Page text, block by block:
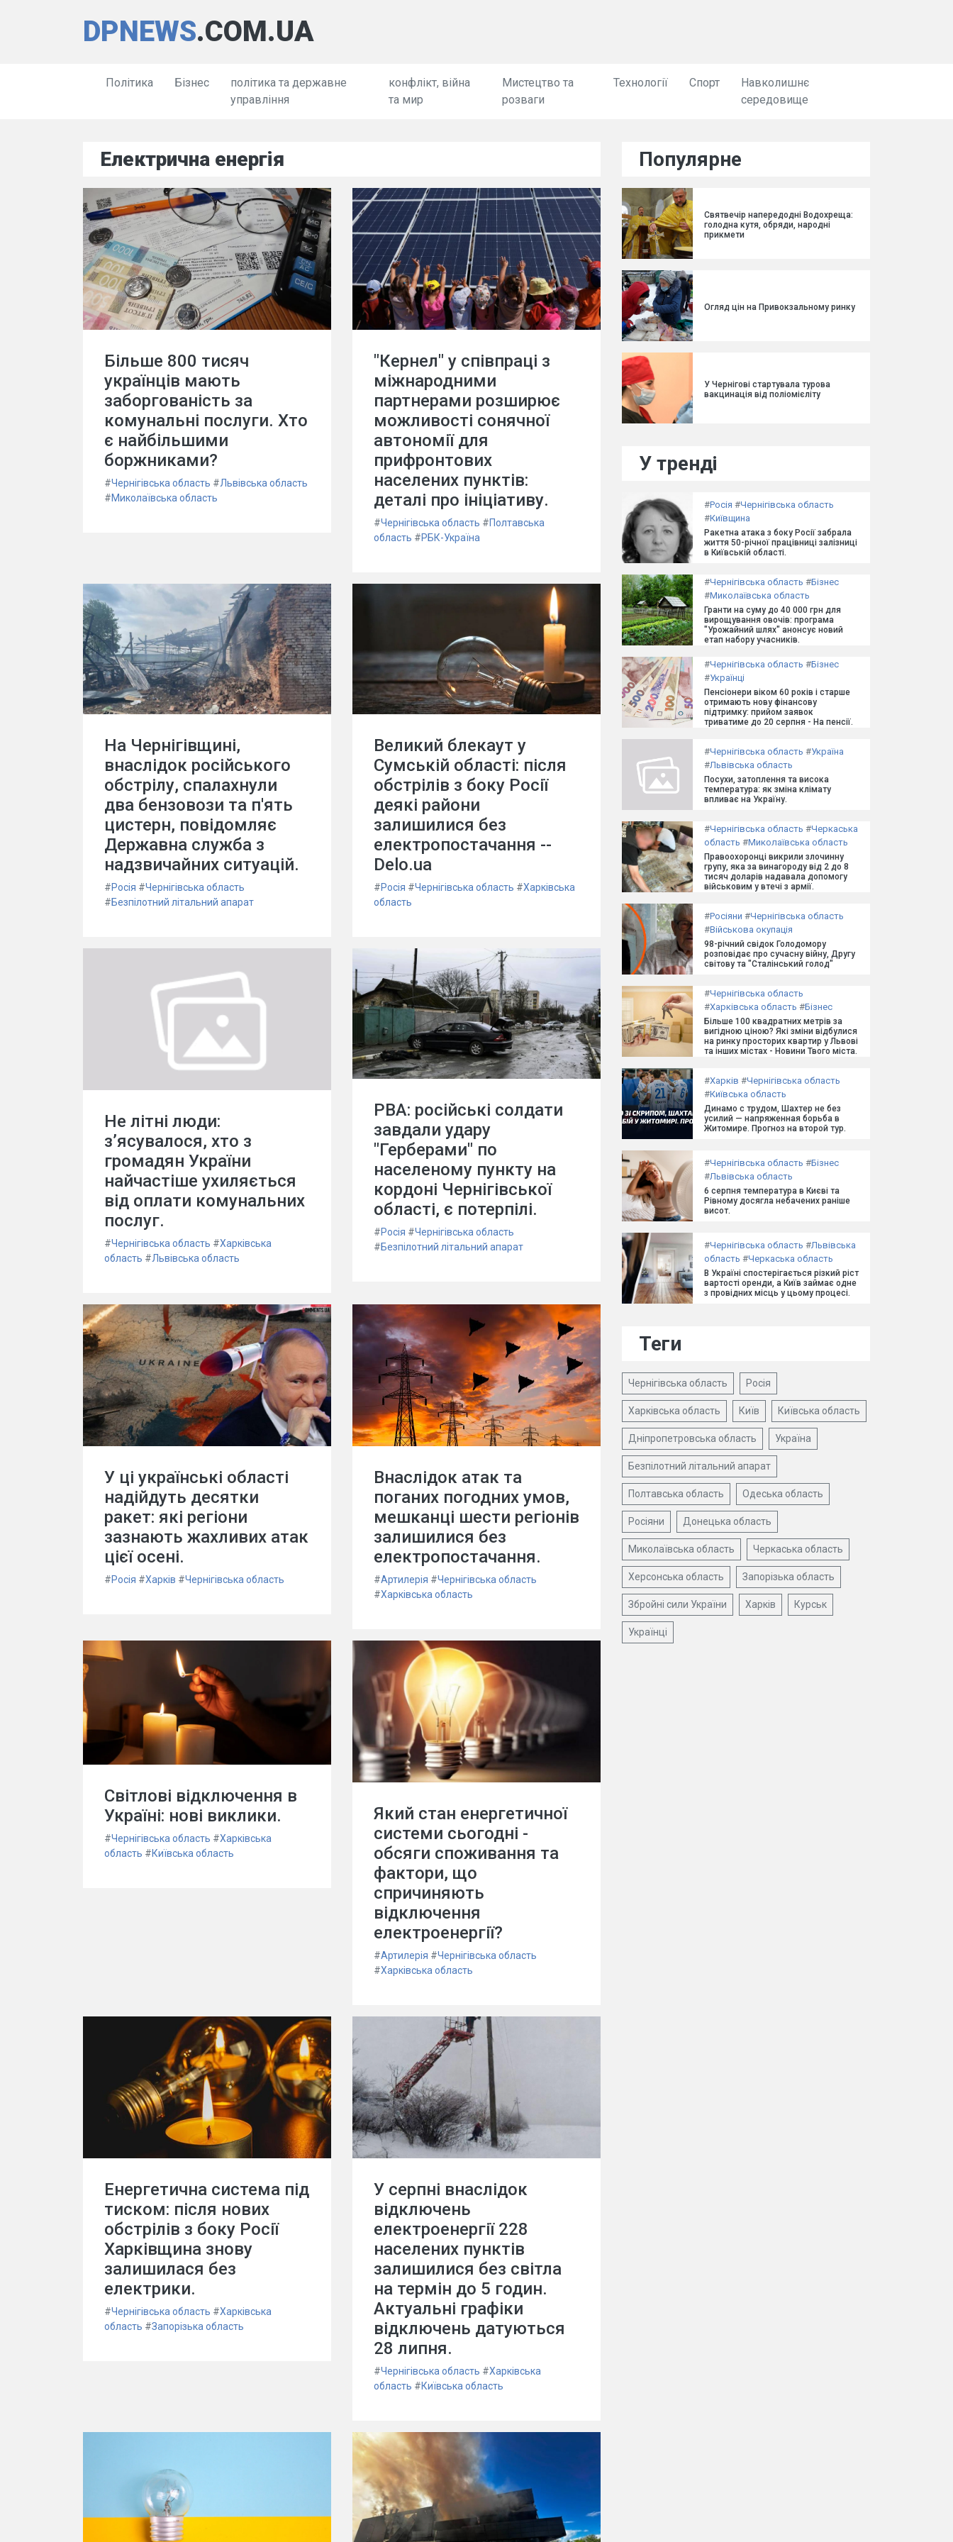
DPNEWS.COM.UA
Політика Бізнес
політика та державне
управління
конфлікт, війна
та мир
Мистецтво та
розваги
Технології Спорт
Навколишнє
середовище
Електрична енергія
Більше 800 тисяч
українців мають
заборгованість за
комунальні послуги. Хто
є найбільшими
боржниками?
#Чернігівська область #Львівська область
#Миколаївська область
"Кернел" у співпраці з
міжнародними
партнерами розширює
можливості сонячної
автономії для
прифронтових
населених пунктів:
деталі про ініціативу.
#Чернігівська область #Полтавська
область #РБК-Україна
На Чернігівщині,
внаслідок російського
обстрілу, спалахнули
два бензовози та п'ять
цистерн, повідомляє
Державна служба з
надзвичайних ситуацій.
#Росія #Чернігівська область
#Безпілотний літальний апарат
Великий блекаут у
Сумській області: після
обстрілів з боку Росії
деякі райони
залишилися без
електропостачання --
Delo.ua
#Росія #Чернігівська область #Харківська
область
Не літні люди:
з’ясувалося, хто з
громадян України
найчастіше ухиляється
від оплати комунальних
послуг.
#Чернігівська область #Харківська
область #Львівська область
РВА: російські солдати
завдали удару
"Герберами" по
населеному пункту на
кордоні Чернігівської
області, є потерпілі.
#Росія #Чернігівська область
#Безпілотний літальний апарат
У ці українські області
надійдуть десятки
ракет: які регіони
зазнають жахливих атак
цієї осені.
#Росія #Харків #Чернігівська область
Внаслідок атак та
поганих погодних умов,
мешканці шести регіонів
залишилися без
електропостачання.
#Артилерія #Чернігівська область
#Харківська область
Світлові відключення в
Україні: нові виклики.
#Чернігівська область #Харківська
область #Київська область
Який стан енергетичної
системи сьогодні -
обсяги споживання та
фактори, що
спричиняють
відключення
електроенергії?
#Артилерія #Чернігівська область
#Харківська область
Енергетична система під
тиском: після нових
обстрілів з боку Росії
Харківщина знову
залишилася без
електрики.
#Чернігівська область #Харківська
область #Запорізька область
У серпні внаслідок
відключень
електроенергії 228
населених пунктів
залишилися без світла
на термін до 5 годин.
Актуальні графіки
відключень датуються
28 липня.
#Чернігівська область #Харківська
область #Київська область
Популярне
Святвечір напередодні Водохреща:
голодна кутя, обряди, народні
прикмети
Огляд цін на Привокзальному ринку
У Чернігові стартувала турова
вакцинація від поліомієліту
У тренді
#Росія #Чернігівська область
#Київщина
Ракетна атака з боку Росії забрала
життя 50-річної працівниці залізниці
в Київській області.
#Чернігівська область #Бізнес
#Миколаївська область
Гранти на суму до 40 000 грн для
вирощування овочів: програма
"Урожайний шлях" анонсує новий
етап набору учасників.
#Чернігівська область #Бізнес
#Українці
Пенсіонери віком 60 років і старше
отримають нову фінансову
підтримку: прийом заявок
триватиме до 20 серпня - На пенсії.
#Чернігівська область #Україна
#Львівська область
Посухи, затоплення та висока
температура: як зміна клімату
впливає на Україну.
#Чернігівська область #Черкаська
область #Миколаївська область
Правоохоронці викрили злочинну
групу, яка за винагороду від 2 до 8
тисяч доларів надавала допомогу
військовим у втечі з армії.
#Росіяни #Чернігівська область
#Військова окупація
98-річний свідок Голодомору
розповідає про сучасну війну, Другу
світову та "Сталінський голод"
#Чернігівська область
#Харківська область #Бізнес
Більше 100 квадратних метрів за
вигідною ціною? Які зміни відбулися
на ринку просторих квартир у Львові
та інших містах - Новини Твого міста.
#Харків #Чернігівська область
#Київська область
Динамо с трудом, Шахтер не без
усилий — напряженная борьба в
Житомире. Прогноз на второй тур.
#Чернігівська область #Бізнес
#Львівська область
6 серпня температура в Києві та
Рівному досягла небачених раніше
висот.
#Чернігівська область #Львівська
область #Черкаська область
В Україні спостерігається різкий ріст
вартості оренди, а Київ займає одне
з провідних місць у цьому процесі.
Теги
Чернігівська область Росія
Харківська область Київ Київська область
Дніпропетровська область Україна
Безпілотний літальний апарат
Полтавська область Одеська область
Росіяни Донецька область
Миколаївська область Черкаська область
Херсонська область Запорізька область
Збройні сили України Харків Курськ
Українці